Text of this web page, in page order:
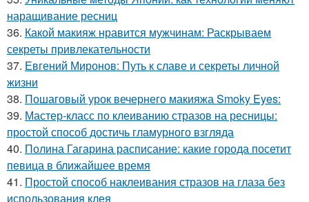
наращивание ресниц
36. Какой макияж нравится мужчинам: Раскрываем
секреты привлекательности
37. Евгений Миронов: Путь к славе и секреты личной
жизни
38. Пошаговый урок вечернего макияжа Smoky Eyes:
39. Мастер-класс по клеиванию стразов на ресницы:
простой способ достичь гламурного взгляда
40. Полина Гагарина расписание: какие города посетит
певица в ближайшее время
41. Простой способ наклеивания стразов на глаза без
использования клея